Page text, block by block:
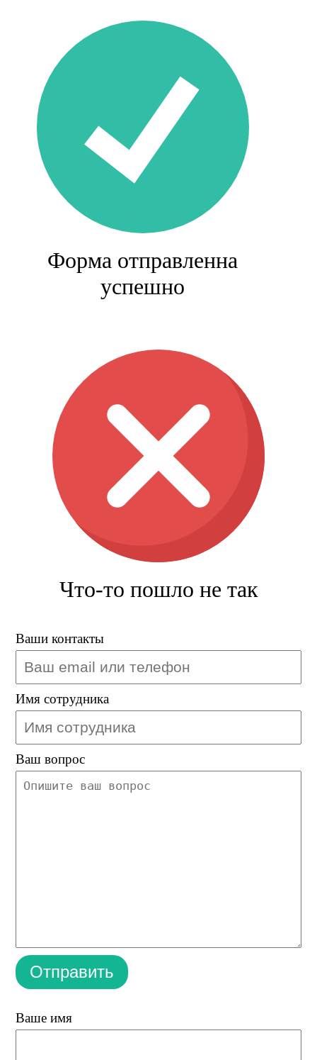
Форма отправленна
успешно
Что-то пошло не так
Ваши контакты
Имя сотрудника
Ваш вопрос
Отправить
Ваше имя